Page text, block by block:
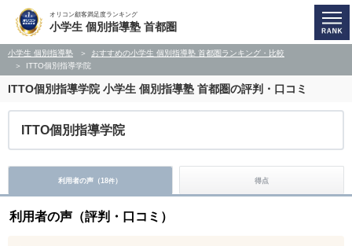
オリコン顧客満足度ランキング
小学生 個別指導塾 首都圏
小学生 個別指導塾
おすすめの小学生 個別指導塾 首都圏ランキング・比較
ITTO個別指導学院
ITTO個別指導学院 小学生 個別指導塾 首都圏の評判・口コミ
ITTO個別指導学院
利用者の声（18件） 得点
利用者の声（評判・口コミ）